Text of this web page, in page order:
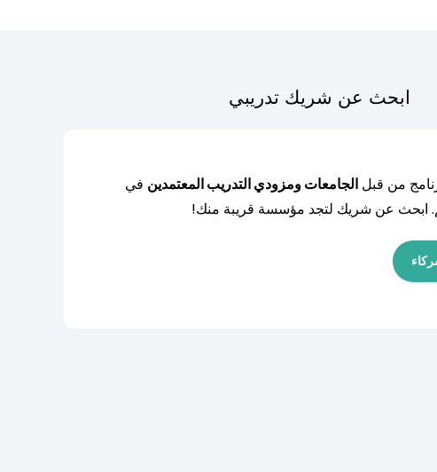
ابحث عن شريك تدريبي
من قبل الجامعات ومزودي التدريب المعتمدين في
ابحث عن شريك لتجد مؤسسة قريبة منك!